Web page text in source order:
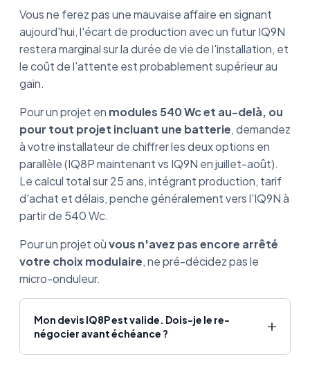
Vous ne ferez pas une mauvaise affaire en signant
aujourd'hui, l'écart de production avec un futur IQ9N
restera marginal sur la durée de vie de l'installation, et
le coût de l'attente est probablement supérieur au
gain.
Pour un projet en modules 540 Wc et au-delà, ou
pour tout projet incluant une batterie, demandez
à votre installateur de chiffrer les deux options en
parallèle (IQ8P maintenant vs IQ9N en juillet-août).
Le calcul total sur 25 ans, intégrant production, tarif
d'achat et délais, penche généralement vers l'IQ9N à
partir de 540 Wc.
Pour un projet oùvous n'avez pas encore arrêté
votre choix modulaire, ne pré-décidez pas le
micro-onduleur.
Mon devis IQ8P est valide. Dois-je le re-
négocier avant échéance ?